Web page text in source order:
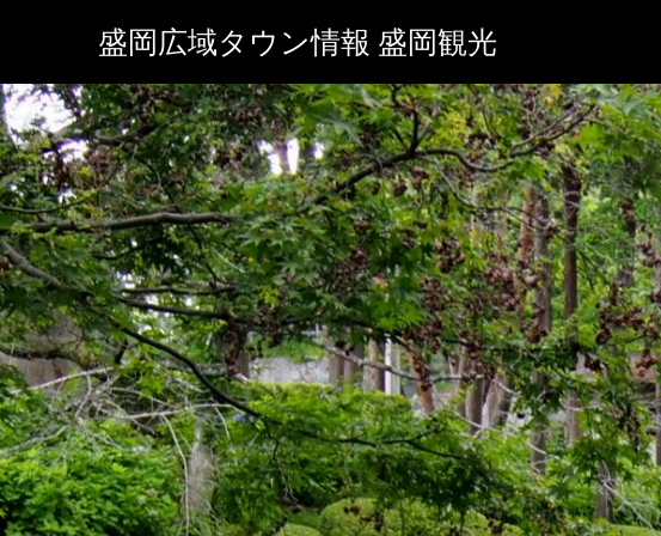
盛岡広域タウン情報 盛岡観光